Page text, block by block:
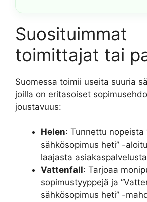
Suosituimmat
toimittajat tai
Suomessa toimii useita suuria
joilla on eritasoiset
joustavuus:
Helen: Tunnettu nopeista
sähkösopimus heti” -
laajasta asiakaspalvelusta
Vattenfall: Tarjoaa
sopimustyyppejä ja
sähkösopimus heti” -